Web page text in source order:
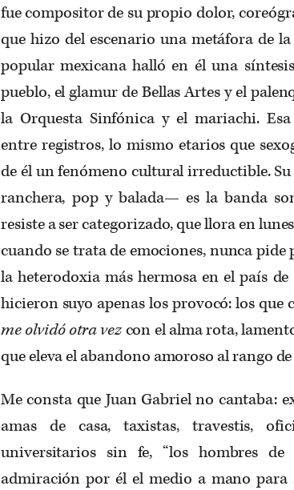
fue compositor de su propio dolor,
que hizo del escenario una metáfora de
popular mexicana halló en él una
pueblo, el glamur de Bellas Artes y el
la Orquesta Sinfónica y el mariachi.
entre registros, lo mismo etarios que
de él un fenómeno cultural irreductible.
ranchera, pop y balada— es la banda
resiste a ser categorizado, que llora en
cuando se trata de emociones, nunca pide
la heterodoxia más hermosa en el país de
hicieron suyo apenas los provocó: los que
me olvidó otra vezcon el alma rota,
que eleva el abandono amoroso al rango
Me consta que Juan Gabriel no cantaba:
amas de casa, taxistas, travestis,
universitarios sin fe, “los hombres
admiración por él el medio a mano